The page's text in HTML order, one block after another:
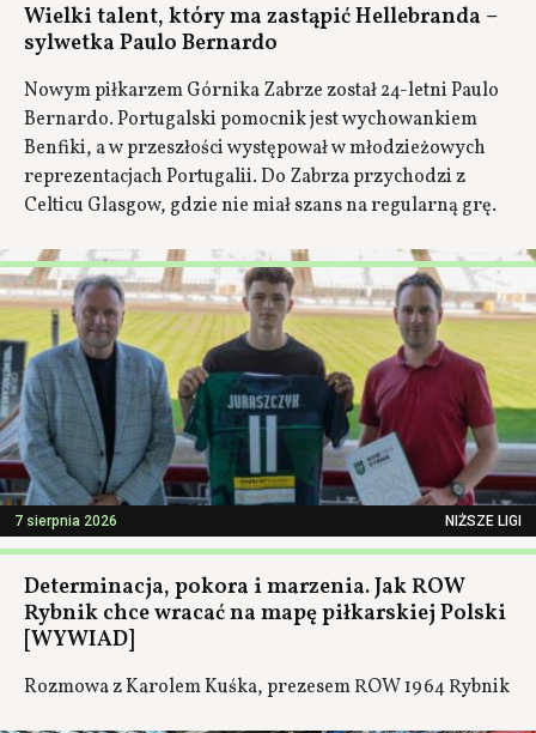
Wielki talent, który ma zastąpić Hellebranda –
sylwetka Paulo Bernardo
Nowym piłkarzem Górnika Zabrze został 24-letni Paulo
Bernardo. Portugalski pomocnik jest wychowankiem
Benfiki, a w przeszłości występował w młodzieżowych
reprezentacjach Portugalii. Do Zabrza przychodzi z
Celticu Glasgow, gdzie nie miał szans na regularną grę.
7 sierpnia 2026 NIŻSZE LIGI
Determinacja, pokora i marzenia. Jak ROW
Rybnik chce wracać na mapę piłkarskiej Polski
[WYWIAD]
Rozmowa z Karolem Kuśka, prezesem ROW 1964 Rybnik